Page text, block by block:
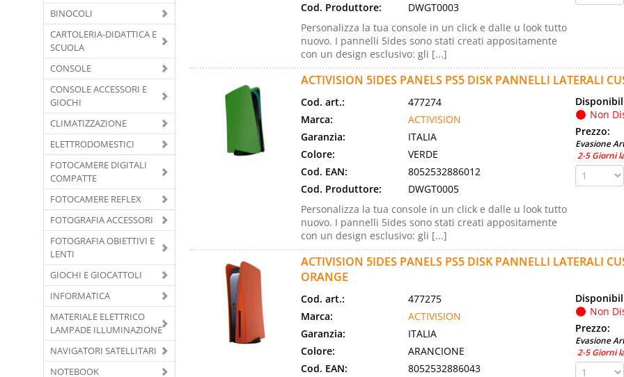
BINOCOLI
CARTOLERIA-DIDATTICA E
SCUOLA
CONSOLE
CONSOLE ACCESSORI E
GIOCHI
CLIMATIZZAZIONE
ELETTRODOMESTICI
FOTOCAMERE DIGITALI
COMPATTE
FOTOCAMERE REFLEX
FOTOGRAFIA ACCESSORI
FOTOGRAFIA OBIETTIVI E
LENTI
GIOCHI E GIOCATTOLI
INFORMATICA
MATERIALE ELETTRICO
LAMPADE ILLUMINAZIONE
NAVIGATORI SATELLITARI
NOTEBOOK
Cod. Produttore:
DWGT0003
Personalizza la tua console in un click e dalle u look tutto
nuovo. I pannelli 5ides sono stati creati appositamente
con un design esclusivo: gli [...]
ACTIVISION 5IDES PANELS PS5 DISK PANNELLI LATERALI
Cod. art.:
477274
Marca:
ACTIVISION
Garanzia:
ITALIA
Colore:
VERDE
Cod. EAN:
8052532886012
Cod. Produttore:
DWGT0005
Personalizza la tua console in un click e dalle u look tutto
nuovo. I pannelli 5ides sono stati creati appositamente
con un design esclusivo: gli [...]
Non
Prezzo:
Evasione
2-5 Giorni
ACTIVISION 5IDES PANELS PS5 DISK PANNELLI LATERALI
ORANGE
Cod. art.:
477275
Marca:
ACTIVISION
Garanzia:
ITALIA
Colore:
ARANCIONE
Cod. EAN:
8052532886043
Non
Prezzo:
Evasione
2-5 Giorni